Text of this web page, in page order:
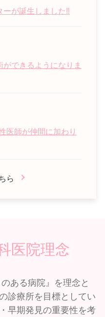
が誕生しました‼
できるようになりま
医師が仲間に加わり
ら
医院理念
ある病院』を理念と
診療所を目標としてい
早期発見の重要性を考